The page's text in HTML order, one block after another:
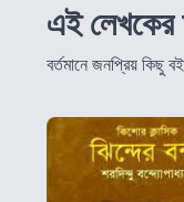
এই
বর্তমানে জনপ্রিয় কিছু বই